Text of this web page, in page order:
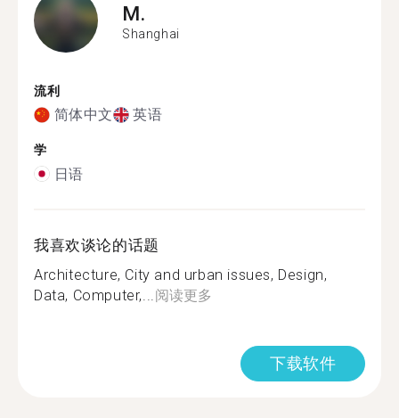
M.
Shanghai
流利
简体中文 英语
学
日语
我喜欢谈论的话题
Architecture, City and urban issues, Design,
Data, Computer,... 阅读更多
下载软件